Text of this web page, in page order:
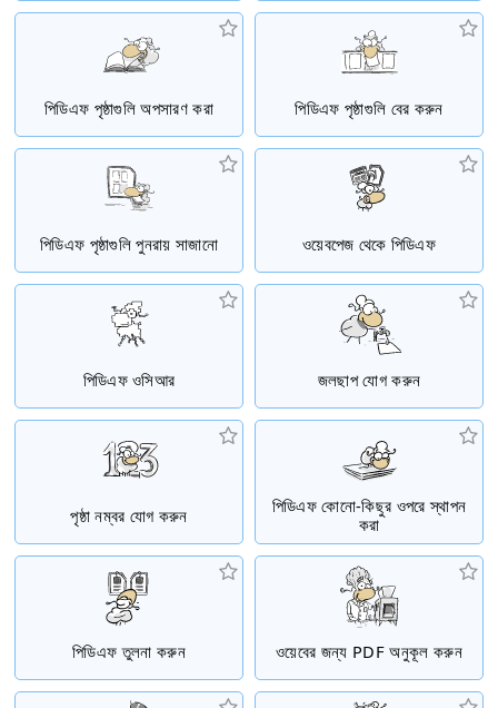
পিডিএফ পৃষ্ঠাগুলি অপসারণ করা পিডিএফ পৃষ্ঠাগুলি বের করুন
পিডিএফ পৃষ্ঠাগুলি পুনরায় সাজানো ওয়েবপেজ থেকে পিডিএফ
পিডিএফ ওসিআর জলছাপ যোগ করুন
পৃষ্ঠা নম্বর যোগ করুন
পিডিএফ কোনো-কিছুর ওপরে স্থাপন
করা
পিডিএফ তুলনা করুন ওয়েবের জন্য PDF অনুকূল করুন